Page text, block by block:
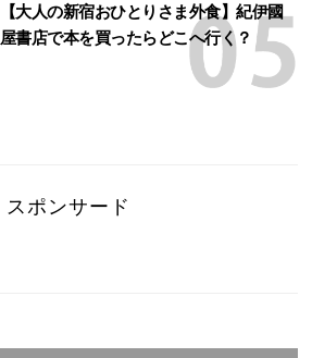
【大人の新宿おひとりさま外食】紀伊國
屋書店で本を買ったらどこへ行く？
スポンサード